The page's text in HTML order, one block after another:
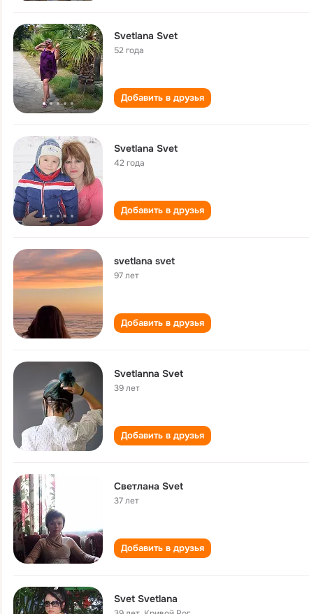
Svetlana Svet
52 года
Добавить в друзья
Svetlana Svet
42 года
Добавить в друзья
svetlana svet
97 лет
Добавить в друзья
Svetlanna Svet
39 лет
Добавить в друзья
Светлана Svet
37 лет
Добавить в друзья
Svet Svetlana